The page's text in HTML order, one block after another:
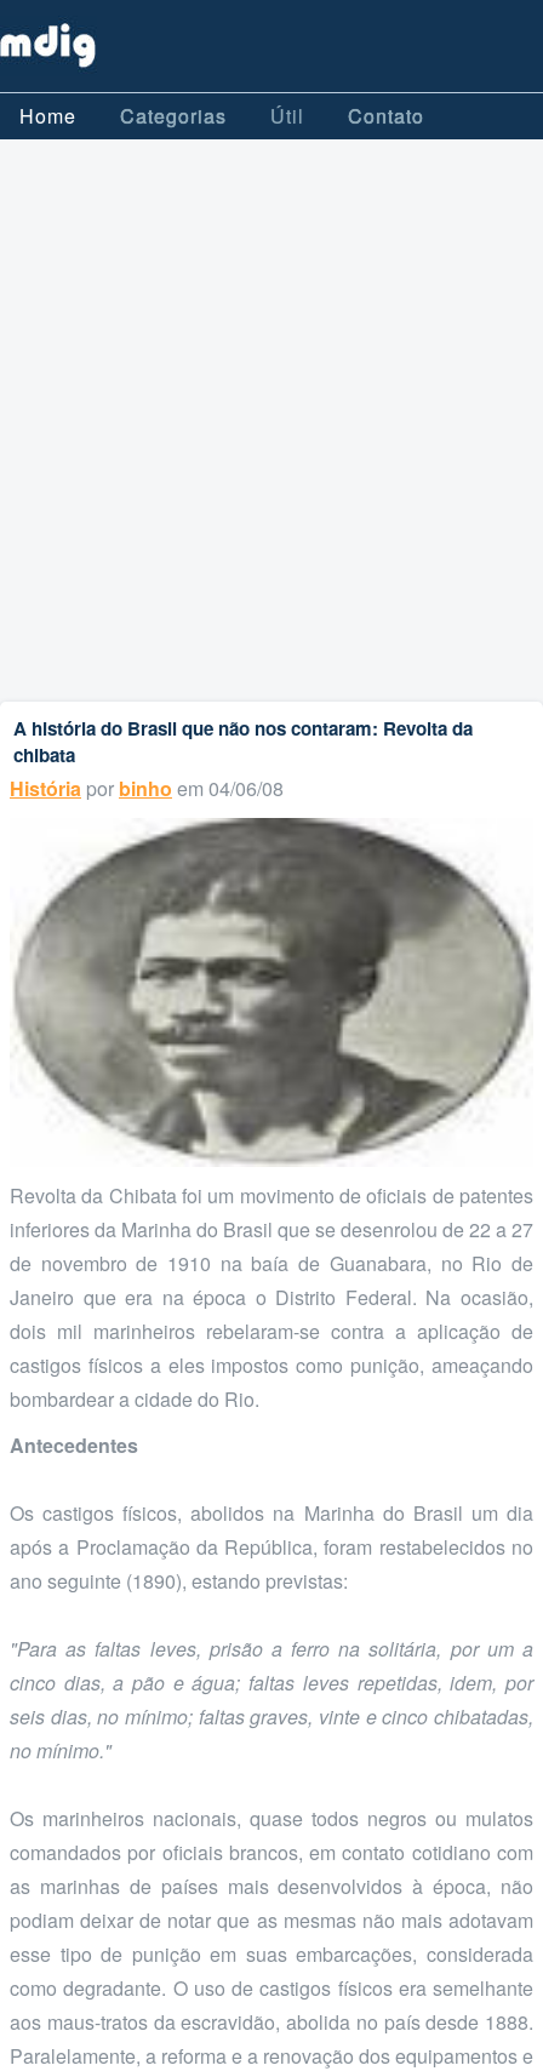
Home Categorias Útil Contato
A história do Brasil que não nos contaram: Revolta da
chibata
História por binho em 04/06/08
Revolta da Chibata foi um movimento de oficiais de patentes
inferiores da Marinha do Brasil que se desenrolou de 22 a 27
de novembro de 1910 na baía de Guanabara, no Rio de
Janeiro que era na época o Distrito Federal. Na ocasião,
dois mil marinheiros rebelaram-se contra a aplicação de
castigos físicos a eles impostos como punição, ameaçando
bombardear a cidade do Rio.
Antecedentes
Os castigos físicos, abolidos na Marinha do Brasil um dia
após a Proclamação da República, foram restabelecidos no
ano seguinte (1890), estando previstas:
"Para as faltas leves, prisão a ferro na solitária, por um a
cinco dias, a pão e água; faltas leves repetidas, idem, por
seis dias, no mínimo; faltas graves, vinte e cinco chibatadas,
no mínimo."
Os marinheiros nacionais, quase todos negros ou mulatos
comandados por oficiais brancos, em contato cotidiano com
as marinhas de países mais desenvolvidos à época, não
podiam deixar de notar que as mesmas não mais adotavam
esse tipo de punição em suas embarcações, considerada
como degradante. O uso de castigos físicos era semelhante
aos maus-tratos da escravidão, abolida no país desde 1888.
Paralelamente, a reforma e a renovação dos equipamentos e